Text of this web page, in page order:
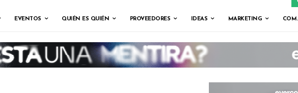
EVENTOS QUIÉN ES QUIÉN PROVEEDORES IDEAS MARKETING